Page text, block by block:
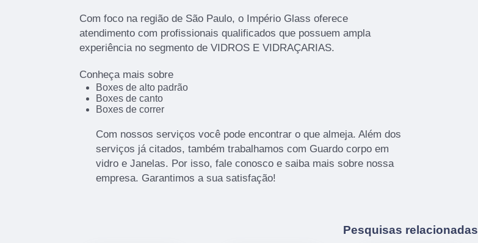
Com foco na região de São Paulo, o Império Glass oferece
atendimento com profissionais qualificados que possuem ampla
experiência no segmento de VIDROS E VIDRAÇARIAS.
Conheça mais sobre
Boxes de alto padrão
Boxes de canto
Boxes de correr
Com nossos serviços você pode encontrar o que almeja. Além dos
serviços já citados, também trabalhamos com Guardo corpo em
vidro e Janelas. Por isso, fale conosco e saiba mais sobre nossa
empresa. Garantimos a sua satisfação!
Pesquisas relacionadas